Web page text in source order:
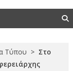
Τύπου > Στο